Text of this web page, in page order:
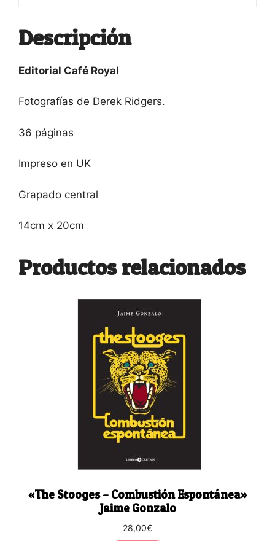
Descripción
Editorial Café Royal
Fotografías de Derek Ridgers.
36 páginas
Impreso en UK
Grapado central
14cm x 20cm
Productos relacionados
«The Stooges – Combustión Espontánea»
Jaime Gonzalo
28,00€